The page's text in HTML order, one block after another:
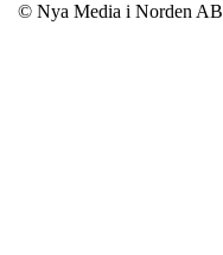
© Nya Media i Norden AB